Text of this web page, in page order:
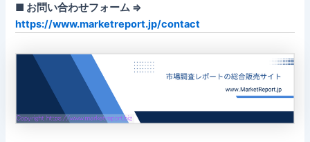
■ お問い合わせフォーム ⇒
https://www.marketreport.jp/contact